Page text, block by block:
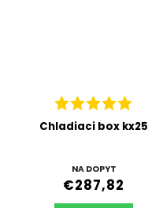
Chladiaci box kx25
NA DOPYT
€287,82